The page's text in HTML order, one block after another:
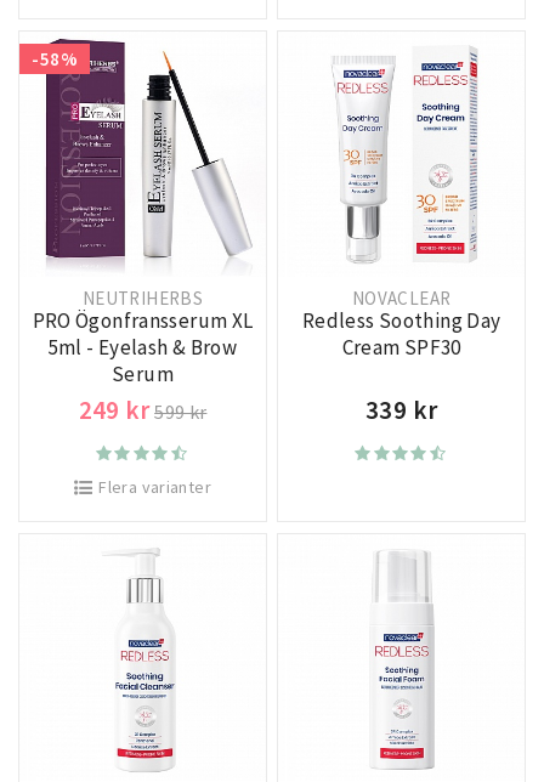
-58%
NEUTRIHERBS
PRO Ögonfransserum XL
5ml - Eyelash & Brow
Serum
249 kr599 kr
Flera varianter
NOVACLEAR
Redless Soothing Day
Cream SPF30
339 kr